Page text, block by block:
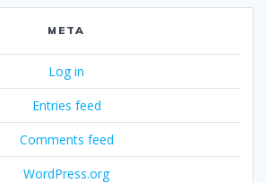
META
Log in
Entries feed
Comments feed
WordPress.org